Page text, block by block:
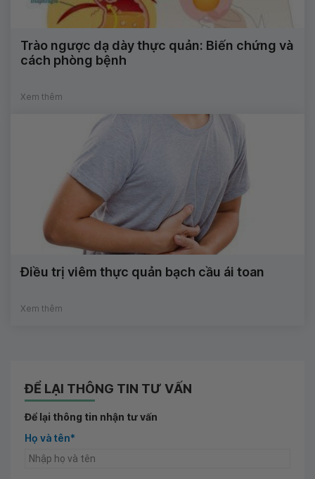
Trào ngược dạ dày thực quản: Biến chứng và
cách phòng bệnh
Xem thêm
Điều trị viêm thực quản bạch cầu ái toan
Xem thêm
ĐỂ LẠI THÔNG TIN TƯ VẤN
Để lại thông tin nhận tư vấn
Họ và tên*